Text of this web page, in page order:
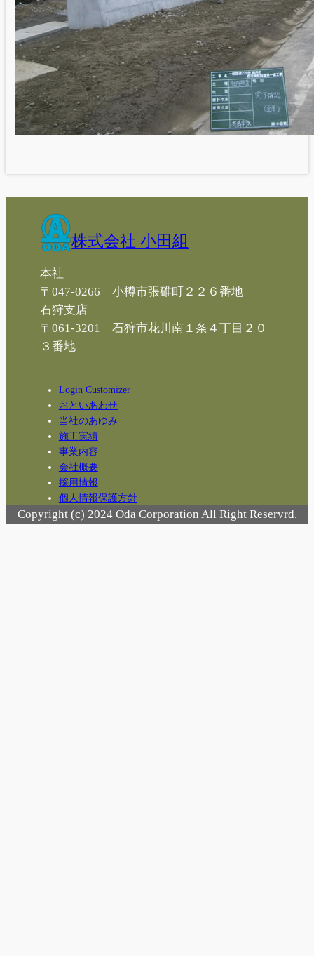
株式会社 小田組
本社
〒047-0266 小樽市張碓町２２６番地
石狩支店
〒061-3201 石狩市花川南１条４丁目２０
３番地
Login Customizer
おといあわせ
当社のあゆみ
施工実績
事業内容
会社概要
採用情報
個人情報保護方針
Copyright (c) 2024 Oda Corporation All Right Reservrd.